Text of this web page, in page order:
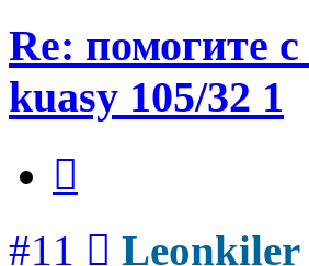
Re: помогите
kuasy 105/32 1
#11 Leonkiler